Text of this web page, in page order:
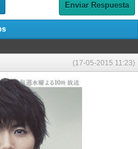
Enviar Respuesta
(17-05-2015 11:23)